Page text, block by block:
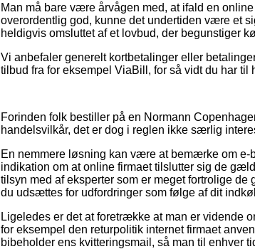
Man må bare være årvågen med, at ifald en
overordentlig god, kunne det undertiden være et
heldigvis omsluttet af et lovbud, der begunstiger
Vi anbefaler generelt kortbetalinger eller
tilbud fra for eksempel ViaBill, for så vidt du har
Forinden folk bestiller på en Normann
handelsvilkår, det er dog i reglen ikke særlig
En nemmere løsning kan være at bemærke om e-
indikation om at online firmaet tilslutter sig de
tilsyn med af eksperter som er meget fortrolige
du udsættes for udfordringer som følge af dit
Ligeledes er det at foretrække at man er vidende
for eksempel den returpolitik internet firmaet
bibeholder ens kvitteringsmail, så man til enhver